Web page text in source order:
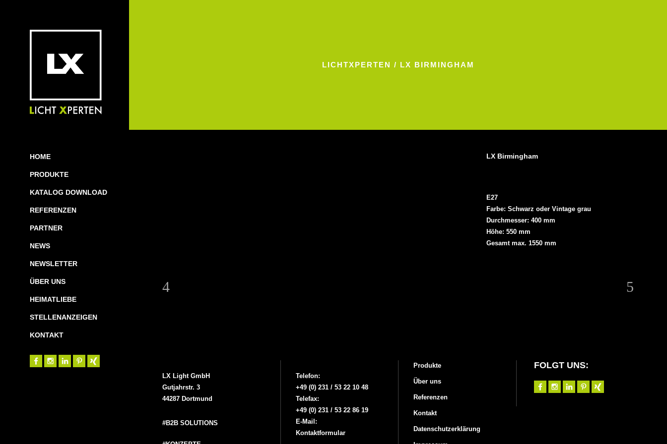
HOME
PRODUKTE
KATALOG DOWNLOAD
REFERENZEN
PARTNER
NEWS
NEWSLETTER
ÜBER UNS
HEIMATLIEBE
STELLENANZEIGEN
KONTAKT
LICHTXPERTEN / LX BIRMINGHAM
LX Birmingham
E27
Farbe: Schwarz oder Vintage grau
Durchmesser: 400 mm
Höhe: 550 mm
Gesamt max. 1550 mm
LX Light GmbH
Gutjahrstr. 3
44287 Dortmund
#B2B SOLUTIONS
Telefon:
+49 (0) 231 / 53 22 10 48
Telefax:
+49 (0) 231 / 53 22 86 19
E-Mail:
Kontaktformular
Produkte
Über uns
Referenzen
Kontakt
Datenschutzerklärung
FOLGT UNS: